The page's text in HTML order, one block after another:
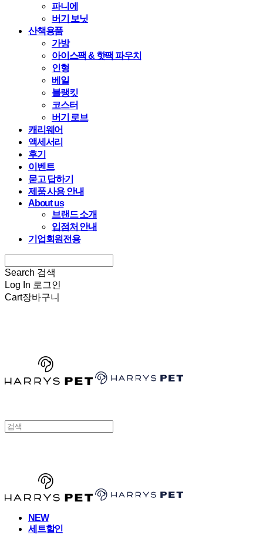
파니에
버기 보닛
산책용품
가방
아이스팩 & 핫팩 파우치
인형
베일
블랭킷
코스터
버기 로브
캐리웨어
액세서리
후기
이벤트
묻고 답하기
제품 사용 안내
About us
브랜드 소개
입점처 안내
기업회원전용
Search 검색
Log In 로그인
Cart장바구니
NEW
세트할인